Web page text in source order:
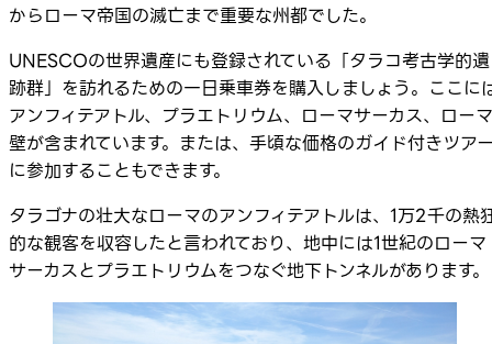
からローマ帝国の滅亡まで重要な州都でした。
UNESCOの世界遺産にも登録されている「タラコ考古学的遺
跡群」を訪れるための一日乗車券を購入しましょう。ここに
アンフィテアトル、プラエトリウム、ローマサーカス、ローマ
壁が含まれています。または、手頃な価格のガイド付きツア
に参加することもできます。
タラゴナの壮大なローマのアンフィテアトルは、1万2千の熱
的な観客を収容したと言われており、地中には1世紀のローマ
サーカスとプラエトリウムをつなぐ地下トンネルがあります。